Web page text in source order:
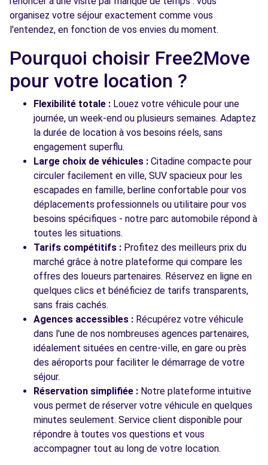
organisez votre séjour exactement comme vous
l'entendez, en fonction de vos envies du moment.
Pourquoi choisir Free2Move
pour votre location ?
Flexibilité totale : Louez votre véhicule pour une
journée, un week-end ou plusieurs semaines. Adaptez
la durée de location à vos besoins réels, sans
engagement superflu.
Large choix de véhicules : Citadine compacte pour
circuler facilement en ville, SUV spacieux pour les
escapades en famille, berline confortable pour vos
déplacements professionnels ou utilitaire pour vos
besoins spécifiques - notre parc automobile répond à
toutes les situations.
Tarifs compétitifs : Profitez des meilleurs prix du
marché grâce à notre plateforme qui compare les
offres des loueurs partenaires. Réservez en ligne en
quelques clics et bénéficiez de tarifs transparents,
sans frais cachés.
Agences accessibles : Récupérez votre véhicule
dans l'une de nos nombreuses agences partenaires,
idéalement situées en centre-ville, en gare ou près
des aéroports pour faciliter le démarrage de votre
séjour.
Réservation simplifiée : Notre plateforme intuitive
vous permet de réserver votre véhicule en quelques
minutes seulement. Service client disponible pour
répondre à toutes vos questions et vous
accompagner tout au long de votre location.